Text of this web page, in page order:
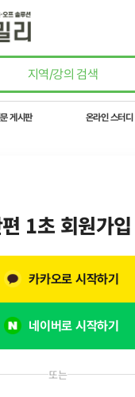
게시판 온라인 스터디
또는
1초 회원가입
네이버로 시작하기
카카오로 시작하기